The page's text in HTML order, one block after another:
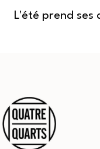
L'été prend
contenu